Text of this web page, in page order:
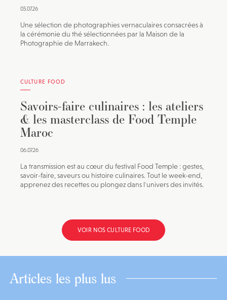
05.07.26
Une sélection de photographies vernaculaires consacrées à
la cérémonie du thé sélectionnées par la Maison de la
Photographie de Marrakech.
CULTURE FOOD
Savoirs-faire culinaires : les ateliers
& les masterclass de Food Temple
Maroc
06.07.26
La transmission est au cœur du festival Food Temple : gestes,
savoir-faire, saveurs ou histoire culinaires. Tout le week-end,
apprenez des recettes ou plongez dans l'univers des invités.
VOIR NOS CULTURE FOOD
Articles les plus lus